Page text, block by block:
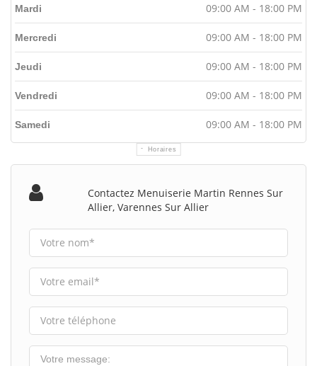
Horaires
Mardi 09:00 AM - 18:00 PM
Mercredi 09:00 AM - 18:00 PM
Jeudi 09:00 AM - 18:00 PM
Vendredi 09:00 AM - 18:00 PM
Samedi 09:00 AM - 18:00 PM
Contactez Menuiserie Martin Rennes Sur
Allier, Varennes Sur Allier